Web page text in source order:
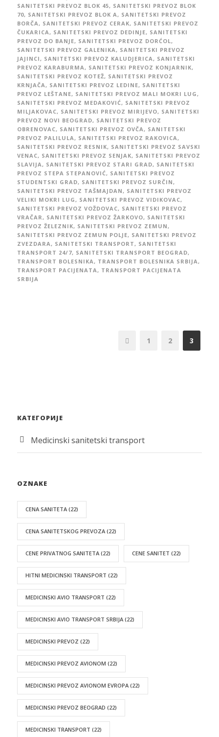
SANITETSKI PREVOZ BLOK 45, SANITETSKI PREVOZ BLOK
70, SANITETSKI PREVOZ BLOK A, SANITETSKI PREVOZ
BORČA, SANITETSKI PREVOZ CERAK, SANITETSKI PREVOZ
ČUKARICA, SANITETSKI PREVOZ DEDINJE, SANITETSKI
PREVOZ DO BANJE, SANITETSKI PREVOZ DORĆOL,
SANITETSKI PREVOZ GALENIKA, SANITETSKI PREVOZ
JAJINCI, SANITETSKI PREVOZ KALUDJERICA, SANITETSKI
PREVOZ KARABURMA, SANITETSKI PREVOZ KONJARNIK,
SANITETSKI PREVOZ KOTEŽ, SANITETSKI PREVOZ
KRNJAČA, SANITETSKI PREVOZ LEDINE, SANITETSKI
PREVOZ LEŠTANE, SANITETSKI PREVOZ MALI MOKRI LUG,
SANITETSKI PREVOZ MEDAKOVIĆ, SANITETSKI PREVOZ
MILJAKOVAC, SANITETSKI PREVOZ MIRIJEVO, SANITETSKI
PREVOZ NOVI BEOGRAD, SANITETSKI PREVOZ
OBRENOVAC, SANITETSKI PREVOZ OVČA, SANITETSKI
PREVOZ PALILULA, SANITETSKI PREVOZ RAKOVICA,
SANITETSKI PREVOZ RESNIK, SANITETSKI PREVOZ SAVSKI
VENAC, SANITETSKI PREVOZ SENJAK, SANITETSKI PREVOZ
SLAVIJA, SANITETSKI PREVOZ STARI GRAD, SANITETSKI
PREVOZ STEPA STEPANOVIĆ, SANITETSKI PREVOZ
STUDENTSKI GRAD, SANITETSKI PREVOZ SURČIN,
SANITETSKI PREVOZ TAŠMAJDAN, SANITETSKI PREVOZ
VELIKI MOKRI LUG, SANITETSKI PREVOZ VIDIKOVAC,
SANITETSKI PREVOZ VOŽDOVAC, SANITETSKI PREVOZ
VRAČAR, SANITETSKI PREVOZ ŽARKOVO, SANITETSKI
PREVOZ ŽELEZNIK, SANITETSKI PREVOZ ZEMUN,
SANITETSKI PREVOZ ZEMUN POLJE, SANITETSKI PREVOZ
ZVEZDARA, SANITETSKI TRANSPORT, SANITETSKI
TRANSPORT 24/7, SANITETSKI TRANSPORT BEOGRAD,
TRANSPORT BOLESNIKA, TRANSPORT BOLESNIKA SRBIJA,
TRANSPORT PACIJENATA, TRANSPORT PACIJENATA
SRBIJA
1 2 3
КАТЕГОРИЈЕ
Medicinski sanitetski transport
OZNAKE
CENA SANITETA (22)
CENA SANITETSKOG PREVOZA (22)
CENE PRIVATNOG SANITETA (22) CENE SANITET (22)
HITNI MEDICINSKI TRANSPORT (22)
MEDICINSKI AVIO TRANSPORT (22)
MEDICINSKI AVIO TRANSPORT SRBIJA (22)
MEDICINSKI PREVOZ (22)
MEDICINSKI PREVOZ AVIONOM (22)
MEDICINSKI PREVOZ AVIONOM EVROPA (22)
MEDICINSKI PREVOZ BEOGRAD (22)
MEDICINSKI TRANSPORT (22)